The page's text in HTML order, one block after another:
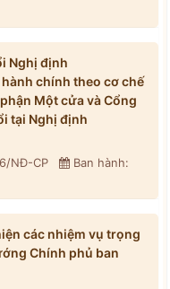
Nghị định
chính theo cơ chế
Một cửa và Cổng
tại Nghị định
NĐ-CP
Ban hành:
các nhiệm vụ trọng
Chính phủ ban